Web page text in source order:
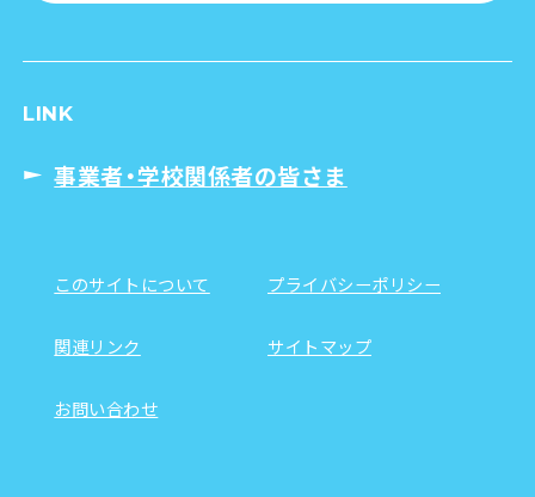
LINK
事業者・学校関係者の皆さま
このサイトについて プライバシーポリシー
関連リンク サイトマップ
お問い合わせ